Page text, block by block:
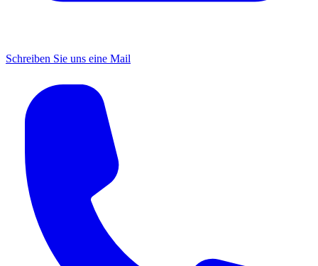
Schreiben Sie uns eine Mail